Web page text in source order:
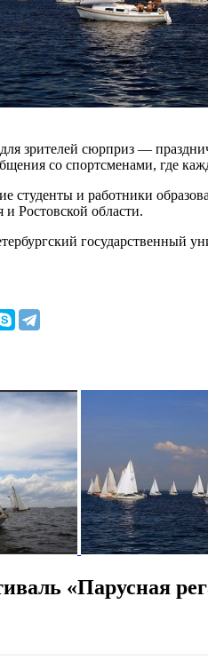
зрителей сюрприз —
со спортсменами, где
студенты и работники
Ростовской области.
«Парусная